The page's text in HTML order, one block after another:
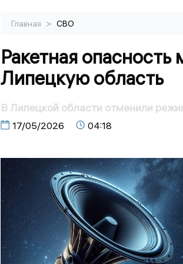
Главная > СВО
Ракетная опасность
Липецкую область
В Липецкой области отменили
17/05/2026 04:18